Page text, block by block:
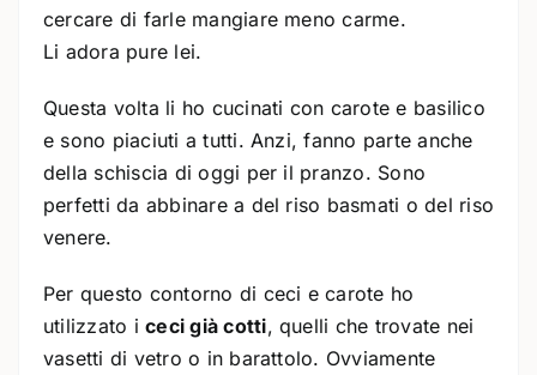
cercare di farle mangiare meno carme.
Li adora pure lei.
Questa volta li ho cucinati con carote e basilico
e sono piaciuti a tutti. Anzi, fanno parte anche
della schiscia di oggi per il pranzo. Sono
perfetti da abbinare a del riso basmati o del riso
venere.
Per questo contorno di ceci e carote ho
utilizzato iceci già cotti, quelli che trovate nei
vasetti di vetro o in barattolo. Ovviamente